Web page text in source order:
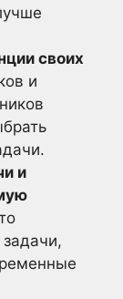
своих
и
и